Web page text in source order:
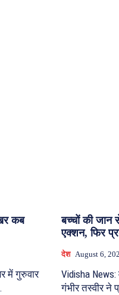
कब
में गुरुवार
बच्चों की जान
एक्शन, फिर
देश August 6,
Vidisha
गंभीर तस्वीर ने